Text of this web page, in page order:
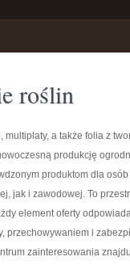
roślin
multiplaty, a także folia z
produkcję
produktom dla
jak i zawodowej. To
element oferty
przechowywaniem i
zainteresowania